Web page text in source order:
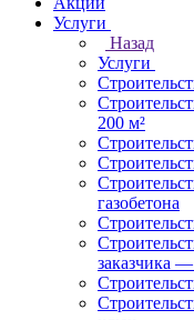
Услуги
Назад
Услуги
200 м²
газобетона
заказчика